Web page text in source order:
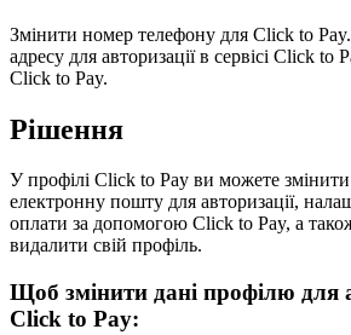
Змінити номер телефону для Click to Pay.
адресу для авторизації в сервісі Click to
Click to Pay.
Рішення
У профілі Click to Pay ви можете змінити
електронну пошту для авторизації, нала
оплати за допомогою Click to Pay, а тако
видалити свій профіль.
Щоб змінити дані профілю для
Click to Pay: